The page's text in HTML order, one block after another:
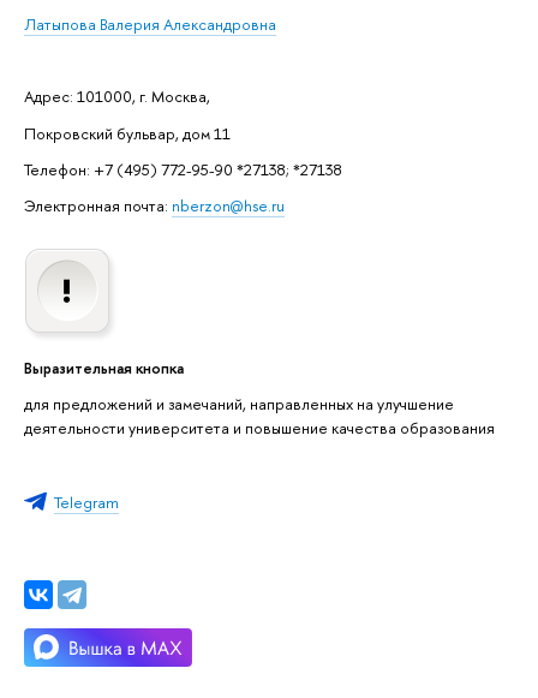
Латыпова Валерия Александровна
Адрес: 101000, г. Москва,
Покровский бульвар, дом 11
Телефон: +7 (495) 772-95-90 *27138; *27138
Электронная почта: nberzon@hse.ru
Выразительная кнопка
для предложений и замечаний, направленных на улучшение
деятельности университета и повышение качества образования
Telegram